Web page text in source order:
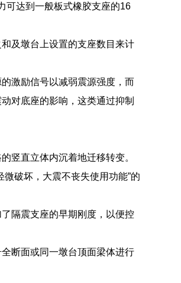
可达到一般板式橡胶支座的16
及墩台上设置的支座数目来计
激励信号以减弱震源强度，而
对底座的影响，这类通过抑制
竖直立体内沉着地迁移转变。
破坏，大震不丧失使用功能”的
隔震支座的早期刚度，以便控
断面或同一墩台顶面梁体进行